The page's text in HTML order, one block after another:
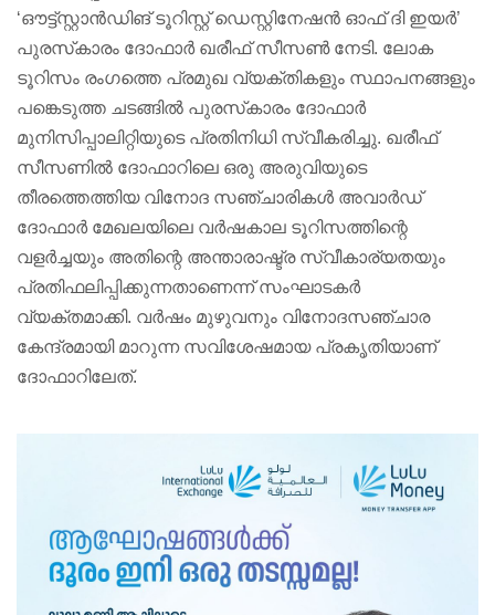
‘ഔട്ട്‌സ്റ്റാൻഡിങ് ടൂറിസ്റ്റ് ഡെസ്റ്റിനേഷൻ ഓഫ് ദി ഇയർ’
പുരസ്‌കാരം ദോഫാർ ഖരീഫ് സീസൺ നേടി. ലോക
ടൂറിസം രംഗത്തെ പ്രമുഖ വ്യക്തികളും സ്ഥാപനങ്ങളും
പങ്കെടുത്ത ചടങ്ങിൽ പുരസ്‌കാരം ദോഫാർ
മുനിസിപ്പാലിറ്റിയുടെ പ്രതിനിധി സ്വീകരിച്ചു. ഖരീഫ്
സീസണിൽ ദോഫാറിലെ ഒരു അരുവിയുടെ
തീരത്തെത്തിയ വിനോദ സഞ്ചാരികൾ അവാർഡ്
ദോഫാർ മേഖലയിലെ വർഷകാല ടൂറിസത്തിന്റെ
വളർച്ചയും അതിന്റെ അന്താരാഷ്ട്ര സ്വീകാര്യതയും
പ്രതിഫലിപ്പിക്കുന്നതാണെന്ന് സംഘാടകർ
വ്യക്തമാക്കി. വർഷം മുഴുവനും വിനോദസഞ്ചാര
കേന്ദ്രമായി മാറുന്ന സവിശേഷമായ പ്രകൃതിയാണ്
ദോഫാറിലേത്.